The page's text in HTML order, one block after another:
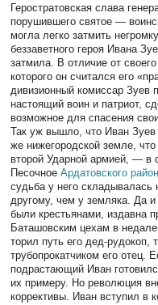
Геростратовская слава
порушившего святое —
могла легко затмить
беззаветного героя Ивана
затмила. В отличие от
которого он считался его
дивизионный комиссар Зуев
настоящий воин и патриот,
возможное для спасения
Так уж вышло, что Иван Зуев
же нижегородской земле,
второй Ударной армией, — в
ПесочноеАрдатовского
судьба у него складывалась
другому, чем у земляка. Да и
были крестьянами, издавна
Баташовским цехам в
торил путь его дед-рудокоп,
трубопрокатчиком его отец.
подрастающий Иван
их примеру. Но революция
коррективы. Иван вступил в